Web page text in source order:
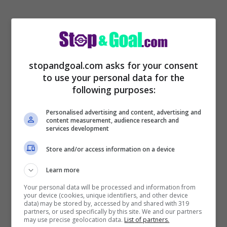
Ci sono aggiornamenti che arrivano e
riguardano quelle che sono letrattative di
calciomercatoche possono portare alla
svolta con nuovi arrivi. Perché ci sono
degli aggiornamenti che riguardano i
possibili
diversi reparti e anche l’attacco è un ruolo
da dover rinforzare, ancor di più dopo
l’ennesimoinfortunio.
stopandgoal.com asks for your consent
to use your personal data for the
following purposes:
Personalised advertising and content, advertising and
content measurement, audience research and
services development
Store and/or access information on a device
Learn more
Your personal data will be processed and information from
your device (cookies, unique identifiers, and other device
data) may be stored by, accessed by and shared with 319
partners, or used specifically by this site. We and our partners
may use precise geolocation data. List of partners.